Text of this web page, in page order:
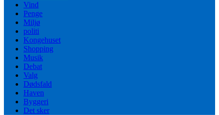
Vind
Penge
Miljø
politi
Kongehuset
Shopping
Musik
Debat
Valg
Dødsfald
Haven
Byggeri
Det sker